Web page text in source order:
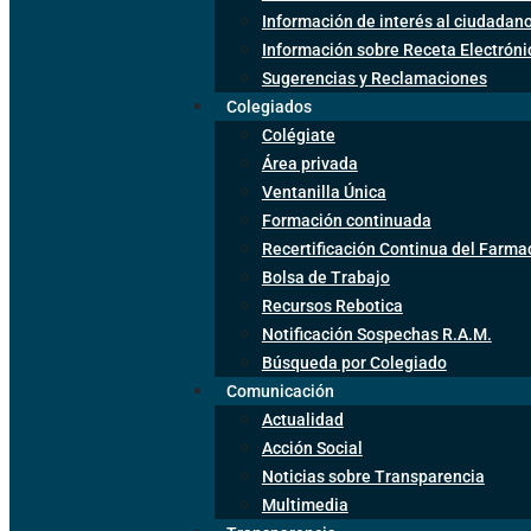
Información de interés al
Información sobre Receta
Sugerencias y Reclamaciones
Colegiados
Colégiate
Área privada
Ventanilla Única
Formación continuada
Recertificación Continua del
Bolsa de Trabajo
Recursos Rebotica
Notificación Sospechas R.A.M.
Búsqueda por Colegiado
Comunicación
Actualidad
Acción Social
Noticias sobre Transparencia
Multimedia